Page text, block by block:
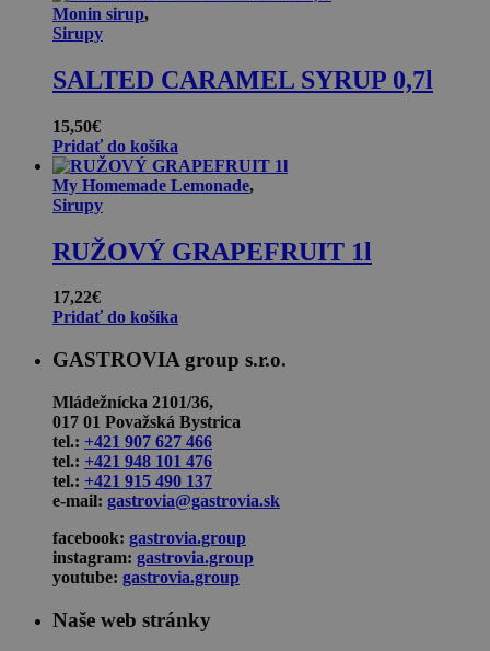
Monin sirup,
Sirupy
SALTED CARAMEL SYRUP 0,7l
15,50€
Pridať do košíka
My Homemade Lemonade,
Sirupy
RUŽOVÝ GRAPEFRUIT 1l
17,22€
Pridať do košíka
GASTROVIA group s.r.o.
Mládežnícka 2101/36,
017 01 Považská Bystrica
tel.: +421 907 627 466
tel.: +421 948 101 476
tel.: +421 915 490 137
e-mail: gastrovia@gastrovia.sk
facebook: gastrovia.group
instagram: gastrovia.group
youtube: gastrovia.group
Naše web stránky